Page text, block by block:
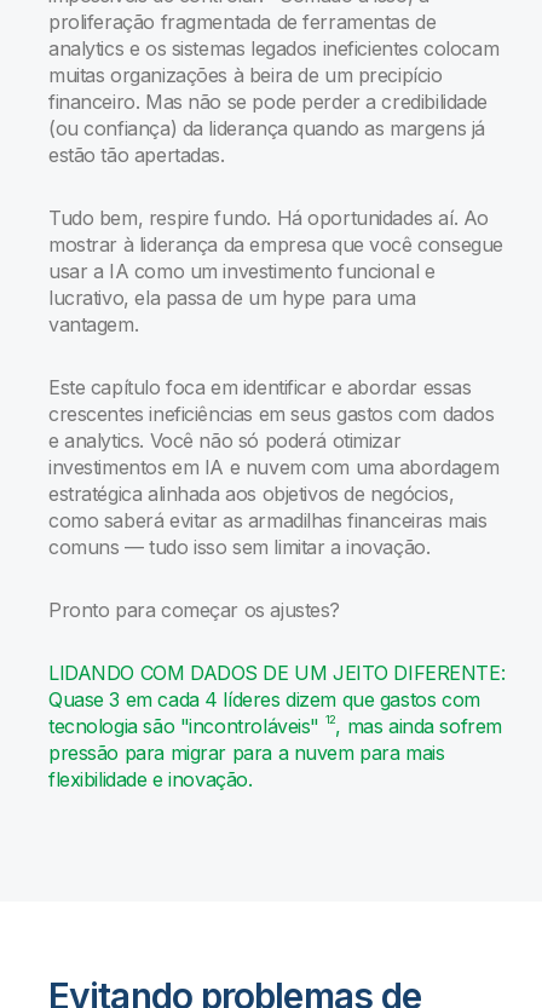
proliferação fragmentada de ferramentas de
analytics e os sistemas legados ineficientes colocam
muitas organizações à beira de um precipício
financeiro. Mas não se pode perder a credibilidade
(ou confiança) da liderança quando as margens já
estão tão apertadas.
Tudo bem, respire fundo. Há oportunidades aí. Ao
mostrar à liderança da empresa que você consegue
usar a IA como um investimento funcional e
lucrativo, ela passa de um hype para uma
vantagem.
Este capítulo foca em identificar e abordar essas
crescentes ineficiências em seus gastos com dados
e analytics. Você não só poderá otimizar
investimentos em IA e nuvem com uma abordagem
estratégica alinhada aos objetivos de negócios,
como saberá evitar as armadilhas financeiras mais
comuns — tudo isso sem limitar a inovação.
Pronto para começar os ajustes?
LIDANDO COM DADOS DE UM JEITO DIFERENTE:
Quase 3 em cada 4 líderes dizem que gastos com
tecnologia são "incontroláveis" 12, mas ainda sofrem
pressão para migrar para a nuvem para mais
flexibilidade e inovação.
Evitando problemas de